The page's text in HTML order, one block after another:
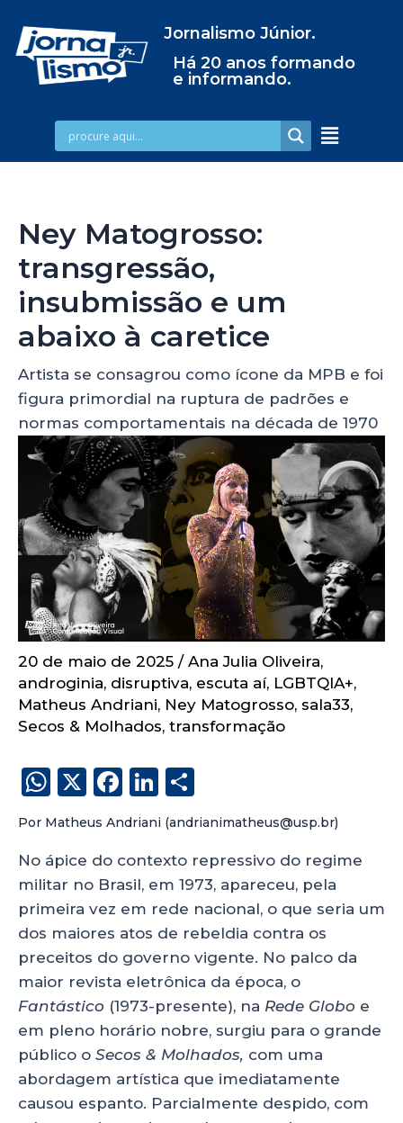
Jornalismo Júnior.
Há 20 anos formando
e informando.
Ney Matogrosso:
transgressão,
insubmissão e um
abaixo à caretice
Artista se consagrou como ícone da MPB e foi
figura primordial na ruptura de padrões e
normas comportamentais na década de 1970
20 de maio de 2025 / Ana Julia Oliveira,
androginia, disruptiva, escuta aí, LGBTQIA+,
Matheus Andriani, Ney Matogrosso, sala33,
Secos & Molhados, transformação
W
h
ts
A
p
p
X
F
a
e
b
o
o
k
Li
n
k
e
dI
n
h
re
Por Matheus Andriani (andrianimatheus@usp.br)
No ápice do contexto repressivo do regime
militar no Brasil, em 1973, apareceu, pela
primeira vez em rede nacional, o que seria um
dos maiores atos de rebeldia contra os
preceitos do governo vigente. No palco da
maior revista eletrônica da época, o
Fantástico (1973-presente), na Rede Globo e
em pleno horário nobre, surgiu para o grande
público o Secos & Molhados, com uma
abordagem artística que imediatamente
causou espanto. Parcialmente despido, com